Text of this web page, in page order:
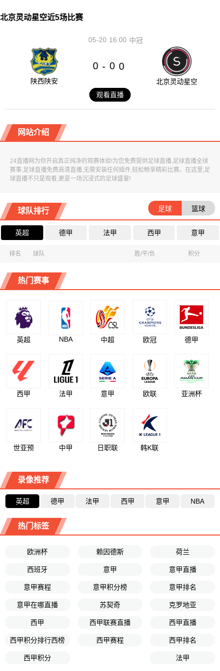
北京灵动星空近5场比赛
16:00
05-20 中冠
陕西陕安
0 - 0 0
北京灵动星空
观看直播
网站介绍
24直播网为你开启真正纯净的观赛体验!为您免费提供足球直播,足球直播全球
赛事,足球直播免费高清直播,无需安装任何插件,轻松畅享精彩比赛。在这里,足
球直播不只是观看,更是一场沉浸式的足球盛宴!
球队排行 足球 篮球
英超 德甲 法甲 西甲 意甲
排名 球队 胜/平/负 积分
热门赛事
英超 NBA 中超 欧冠 德甲
西甲 法甲 意甲 欧联 亚洲杯
世亚预 中甲 日职联 韩K联
录像推荐
英超 德甲 法甲 西甲 意甲 NBA
热门标签
欧洲杯 赖因德斯 荷兰
西班牙 意甲 意甲直播
意甲赛程 意甲积分榜 意甲排名
意甲在哪直播 苏契奇 克罗地亚
西甲 西甲联赛直播 西甲直播
西甲积分排行西榜 西甲赛程 西甲排名
西甲积分 法甲